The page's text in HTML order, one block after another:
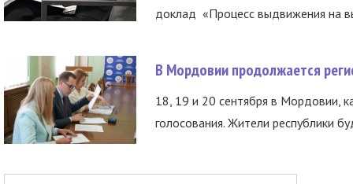
доклад «Процесс выдвижения на
В Мордовии продолжается
18, 19 и 20 сентября в Мордовии,
голосования. Жители республики